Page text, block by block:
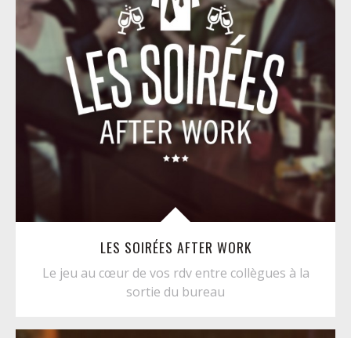
LES SOIRÉES AFTER WORK
Le jeu au cœur de vos rdv entre collègues à la
sortie du bureau